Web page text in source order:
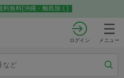
料無料(沖縄・離島除く)
ログイン メニュー